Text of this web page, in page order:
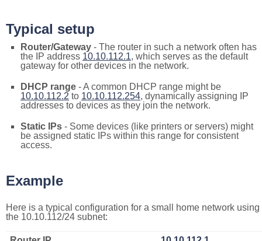
Typical setup
Router/Gateway - The router in such a network often has
the IP address 10.10.112.1, which serves as the default
gateway for other devices in the network.
DHCP range - A common DHCP range might be
10.10.112.2 to 10.10.112.254, dynamically assigning IP
addresses to devices as they join the network.
Static IPs - Some devices (like printers or servers) might
be assigned static IPs within this range for consistent
access.
Example
Here is a typical configuration for a small home network using
the 10.10.112/24 subnet: